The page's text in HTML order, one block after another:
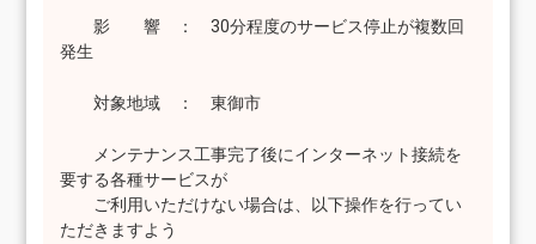
影 響 ： 30分程度のサービス停止が複数回
発生
対象地域 ： 東御市
メンテナンス工事完了後にインターネット接続を
要する各種サービスが
ご利用いただけない場合は、以下操作を行ってい
ただきますよう